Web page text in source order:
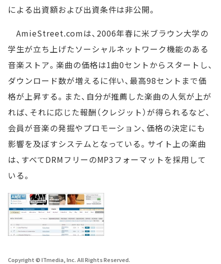
による出資額および出資条件は非公開。
AmieStreet.comは、2006年春に米ブラウン大学の
学生が立ち上げたソーシャルネットワーク機能のある
音楽ストア。楽曲の価格は1曲0セントからスタートし、
ダウンロード数が増えるに伴い、最高98セントまで価
格が上昇する。また、自分が推薦した楽曲の人気が上が
れば、それに応じた報酬（クレジット）が得られるなど、
会員が音楽の発掘やプロモーション、価格の決定にも
影響を及ぼすシステムとなっている。サイト上の楽曲
は、すべてDRMフリーのMP3フォーマットを採用して
いる。
Copyright © ITmedia, Inc. All Rights Reserved.